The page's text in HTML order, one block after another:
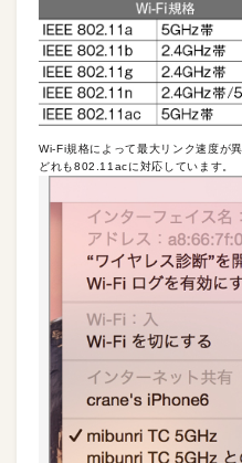
Wi-Fi規格によって最大リンク速度が
どれも802.11acに対応しています。